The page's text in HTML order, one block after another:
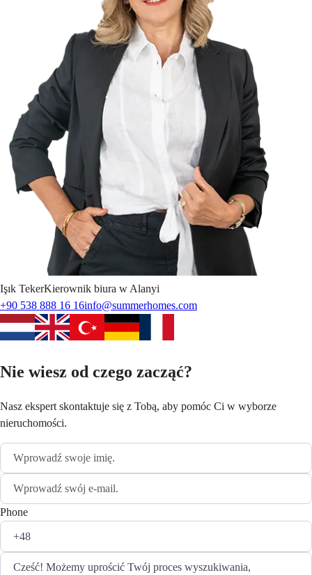
Işık TekerKierownik biura w Alanyi
+90 538 888 16 16info@summerhomes.com
Nie wiesz od czego zacząć?
Nasz ekspert skontaktuje się z Tobą, aby pomóc Ci w wyborze
nieruchomości.
Phone